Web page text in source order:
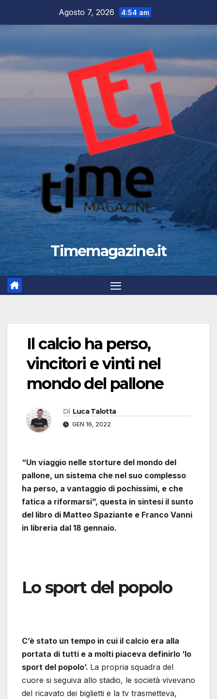
Agosto 7, 2026 4:54 am
Timemagazine.it
Il calcio ha perso,
vincitori e vinti nel
mondo del pallone
Di Luca Talotta
GEN 16, 2022
“Un viaggio nelle storture del mondo del
pallone, un sistema che nel suo complesso
ha perso, a vantaggio di pochissimi, e che
fatica a riformarsi”, questa in sintesi il sunto
del libro di Matteo Spaziante e Franco Vanni
in libreria dal 18 gennaio.
Lo sport del popolo
C’è stato un tempo in cui il calcio era alla
portata di tutti e a molti piaceva definirlo ‘lo
sport del popolo’. La propria squadra del
cuore si seguiva allo stadio, le società vivevano
del ricavato dei biglietti e la tv trasmetteva,